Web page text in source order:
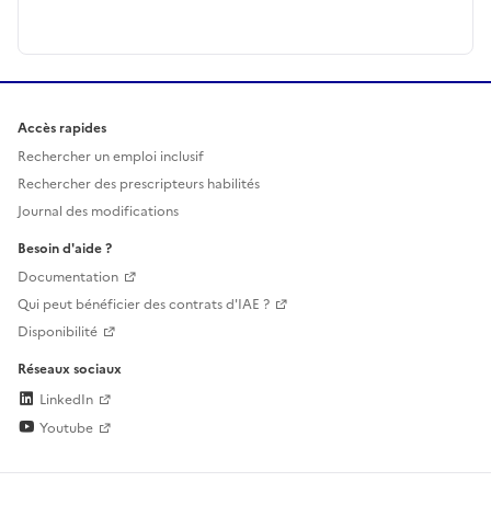
Accès rapides
Rechercher un emploi inclusif
Rechercher des prescripteurs habilités
Journal des modifications
Besoin d'aide ?
Documentation
Qui peut bénéficier des contrats d'IAE ?
Disponibilité
Réseaux sociaux
LinkedIn
Youtube